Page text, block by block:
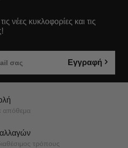
νέες κυκλοφορίες και τις
Εγγραφή
απόθεμα
τρόπους